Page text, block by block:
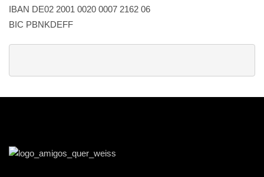
IBAN DE02 2001 0020 0007 2162 06
BIC PBNKDEFF